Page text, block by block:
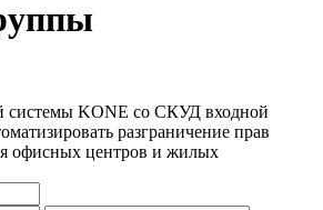
системы KONE со СКУД входной
разграничение прав
офисных центров и жилых